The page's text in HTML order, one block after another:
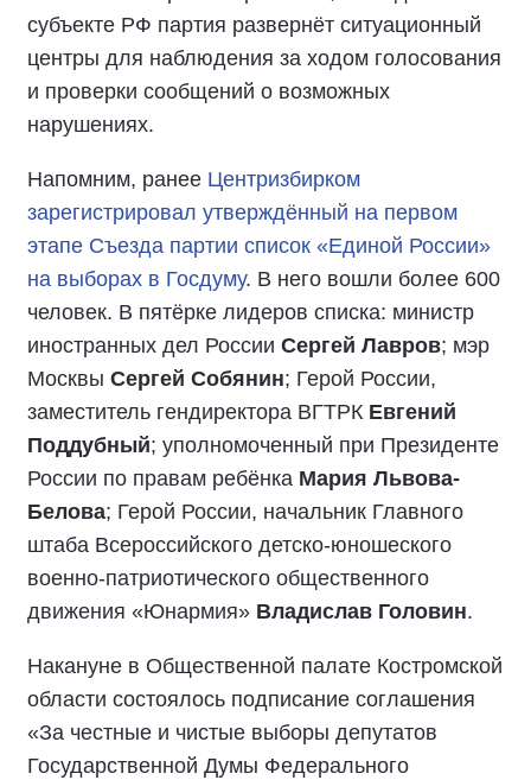
субъекте РФ партия развернёт ситуационный
центры для наблюдения за ходом голосования
и проверки сообщений о возможных
нарушениях.
Напомним, ранее Центризбирком
зарегистрировал утверждённый на первом
этапе Съезда партии список «Единой России»
на выборах в Госдуму. В него вошли более 600
человек. В пятёрке лидеров списка: министр
иностранных дел России Сергей Лавров; мэр
Москвы Сергей Собянин; Герой России,
заместитель гендиректора ВГТРК Евгений
Поддубный; уполномоченный при Президенте
России по правам ребёнка Мария Львова-
Белова; Герой России, начальник Главного
штаба Всероссийского детско-юношеского
военно-патриотического общественного
движения «Юнармия» Владислав Головин.
Накануне в Общественной палате Костромской
области состоялось подписание соглашения
«За честные и чистые выборы депутатов
Государственной Думы Федерального